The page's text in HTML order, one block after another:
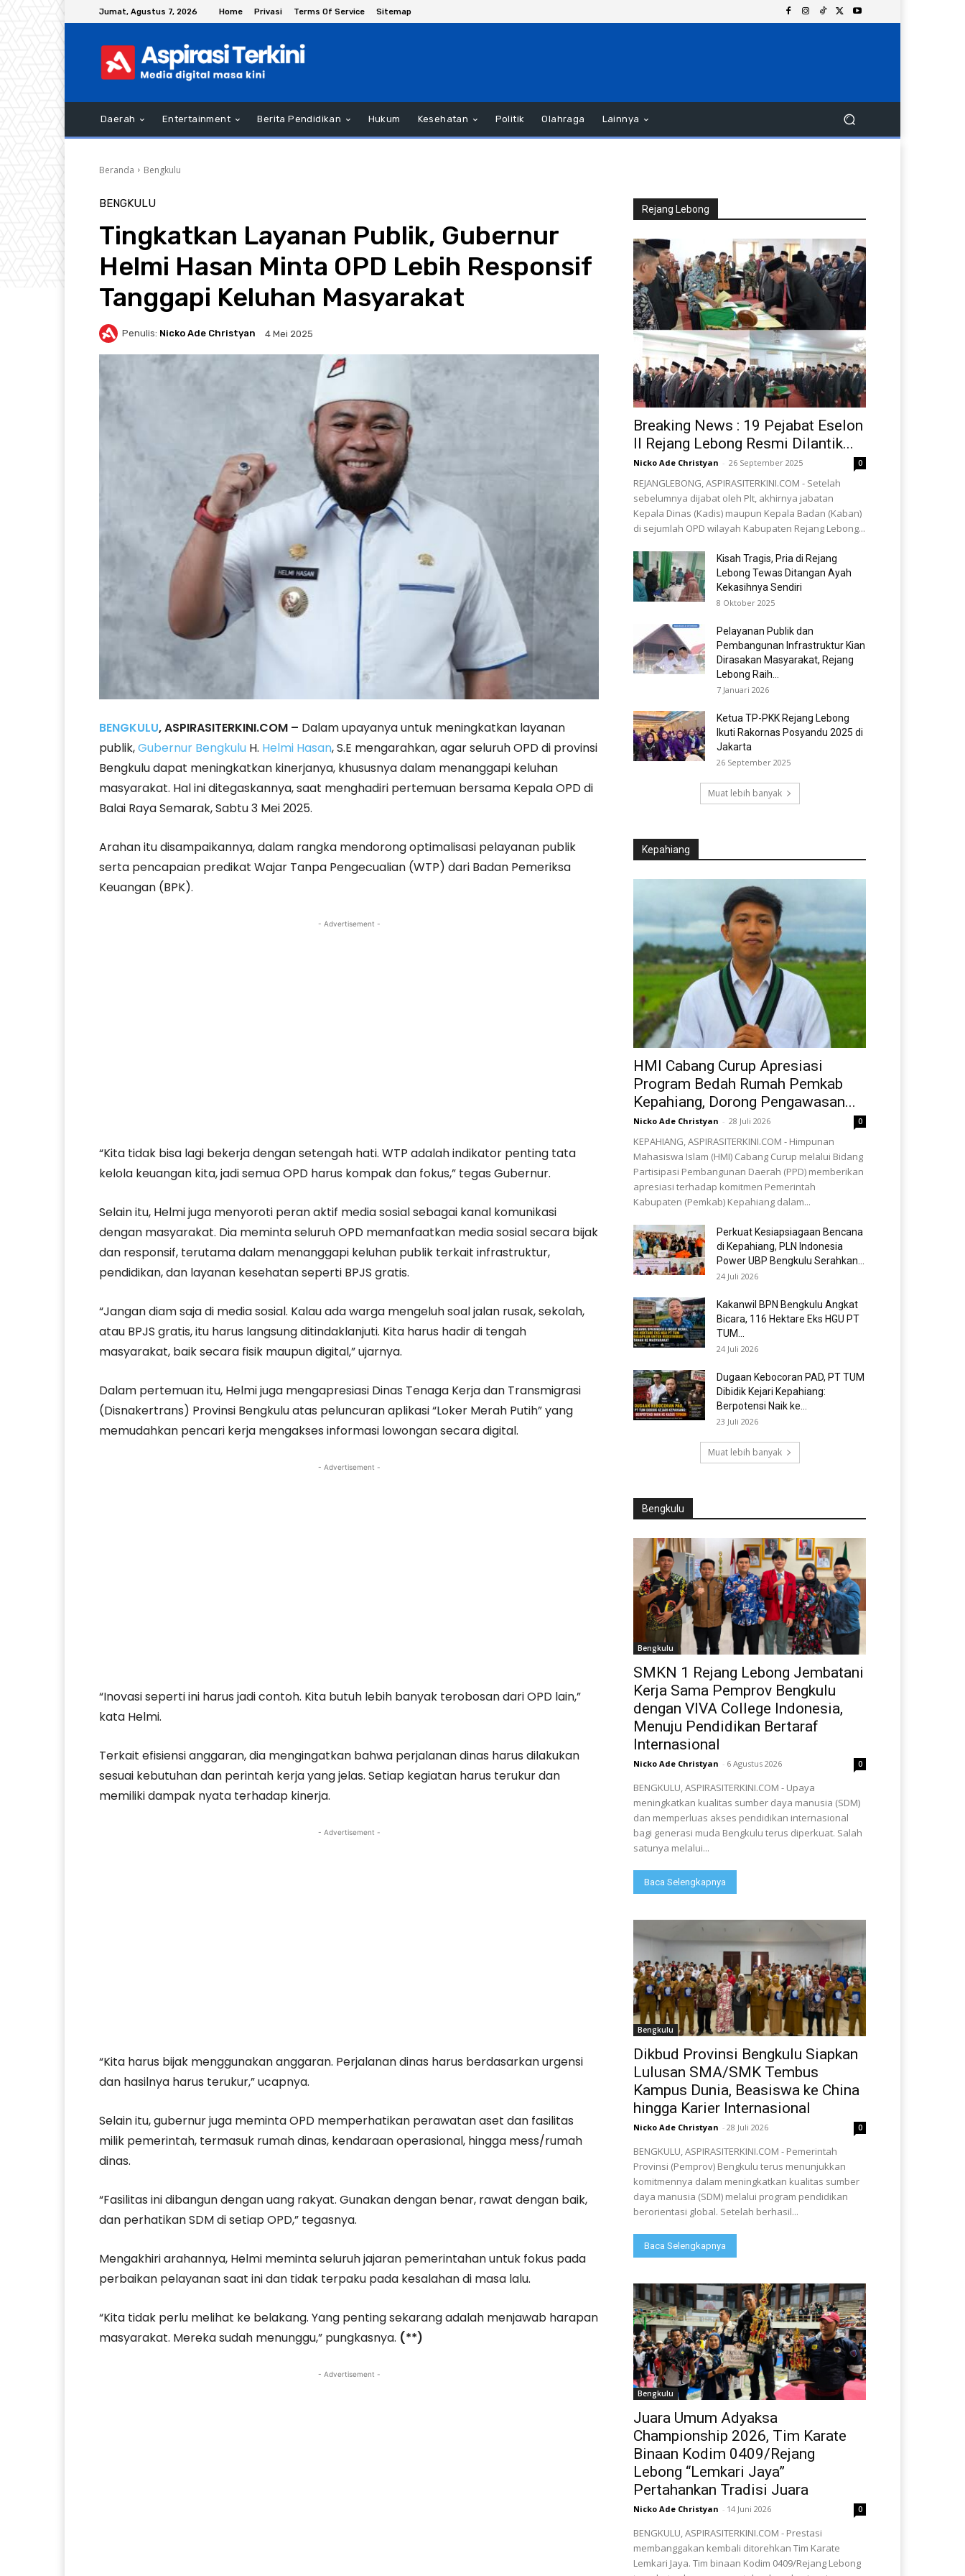
Jumat, Agustus 7, 2026 Home Privasi Terms Of Service Sitemap
Daerah Entertainment Berita Pendidikan Hukum Kesehatan Politik Olahraga Lainnya
Beranda Bengkulu
BENGKULU
Tingkatkan Layanan Publik, Gubernur
Helmi Hasan Minta OPD Lebih Responsif
Tanggapi Keluhan Masyarakat
Penulis: Nicko Ade Christyan 4 Mei 2025
BENGKULU, ASPIRASITERKINI.COM – Dalam upayanya untuk meningkatkan layanan
publik,Gubernur Bengkulu H. Helmi Hasan, S.E mengarahkan, agar seluruh OPD di provinsi
Bengkulu dapat meningkatkan kinerjanya, khususnya dalam menanggapi keluhan
masyarakat. Hal ini ditegaskannya, saat menghadiri pertemuan bersama Kepala OPD di
Balai Raya Semarak, Sabtu 3 Mei 2025.
Arahan itu disampaikannya, dalam rangka mendorong optimalisasi pelayanan publik
serta pencapaian predikat Wajar Tanpa Pengecualian (WTP) dari Badan Pemeriksa
Keuangan (BPK).
- Advertisement -
“Kita tidak bisa lagi bekerja dengan setengah hati. WTP adalah indikator penting tata
kelola keuangan kita, jadi semua OPD harus kompak dan fokus,” tegas Gubernur.
Selain itu, Helmi juga menyoroti peran aktif media sosial sebagai kanal komunikasi
dengan masyarakat. Dia meminta seluruh OPD memanfaatkan media sosial secara bijak
dan responsif, terutama dalam menanggapi keluhan publik terkait infrastruktur,
pendidikan, dan layanan kesehatan seperti BPJS gratis.
“Jangan diam saja di media sosial. Kalau ada warga mengeluh soal jalan rusak, sekolah,
atau BPJS gratis, itu harus langsung ditindaklanjuti. Kita harus hadir di tengah
masyarakat, baik secara fisik maupun digital,” ujarnya.
Dalam pertemuan itu, Helmi juga mengapresiasi Dinas Tenaga Kerja dan Transmigrasi
(Disnakertrans) Provinsi Bengkulu atas peluncuran aplikasi “Loker Merah Putih” yang
memudahkan pencari kerja mengakses informasi lowongan secara digital.
- Advertisement -
“Inovasi seperti ini harus jadi contoh. Kita butuh lebih banyak terobosan dari OPD lain,”
kata Helmi.
Terkait efisiensi anggaran, dia mengingatkan bahwa perjalanan dinas harus dilakukan
sesuai kebutuhan dan perintah kerja yang jelas. Setiap kegiatan harus terukur dan
memiliki dampak nyata terhadap kinerja.
- Advertisement -
“Kita harus bijak menggunakan anggaran. Perjalanan dinas harus berdasarkan urgensi
dan hasilnya harus terukur,” ucapnya.
Selain itu, gubernur juga meminta OPD memperhatikan perawatan aset dan fasilitas
milik pemerintah, termasuk rumah dinas, kendaraan operasional, hingga mess/rumah
dinas.
“Fasilitas ini dibangun dengan uang rakyat. Gunakan dengan benar, rawat dengan baik,
dan perhatikan SDM di setiap OPD,” tegasnya.
Mengakhiri arahannya, Helmi meminta seluruh jajaran pemerintahan untuk fokus pada
perbaikan pelayanan saat ini dan tidak terpaku pada kesalahan di masa lalu.
“Kita tidak perlu melihat ke belakang. Yang penting sekarang adalah menjawab harapan
masyarakat. Mereka sudah menunggu,” pungkasnya. (**)
- Advertisement -
Rejang Lebong
Breaking News : 19 Pejabat Eselon
II Rejang Lebong Resmi Dilantik...
Nicko Ade Christyan - 26 September 2025 0
REJANGLEBONG, ASPIRASITERKINI.COM - Setelah
sebelumnya dijabat oleh Plt, akhirnya jabatan
Kepala Dinas (Kadis) maupun Kepala Badan (Kaban)
di sejumlah OPD wilayah Kabupaten Rejang Lebong...
Kisah Tragis, Pria di Rejang
Lebong Tewas Ditangan Ayah
Kekasihnya Sendiri
8 Oktober 2025
Pelayanan Publik dan
Pembangunan Infrastruktur Kian
Dirasakan Masyarakat, Rejang
Lebong Raih...
7 Januari 2026
Ketua TP-PKK Rejang Lebong
Ikuti Rakornas Posyandu 2025 di
Jakarta
26 September 2025
Muat lebih banyak
Kepahiang
HMI Cabang Curup Apresiasi
Program Bedah Rumah Pemkab
Kepahiang, Dorong Pengawasan...
Nicko Ade Christyan - 28 Juli 2026 0
KEPAHIANG, ASPIRASITERKINI.COM - Himpunan
Mahasiswa Islam (HMI) Cabang Curup melalui Bidang
Partisipasi Pembangunan Daerah (PPD) memberikan
apresiasi terhadap komitmen Pemerintah
Kabupaten (Pemkab) Kepahiang dalam...
Perkuat Kesiapsiagaan Bencana
di Kepahiang, PLN Indonesia
Power UBP Bengkulu Serahkan...
24 Juli 2026
Kakanwil BPN Bengkulu Angkat
Bicara, 116 Hektare Eks HGU PT
TUM...
24 Juli 2026
Dugaan Kebocoran PAD, PT TUM
Dibidik Kejari Kepahiang:
Berpotensi Naik ke...
23 Juli 2026
Muat lebih banyak
Bengkulu
Bengkulu
SMKN 1 Rejang Lebong Jembatani
Kerja Sama Pemprov Bengkulu
dengan VIVA College Indonesia,
Menuju Pendidikan Bertaraf
Internasional
Nicko Ade Christyan - 6 Agustus 2026 0
BENGKULU, ASPIRASITERKINI.COM - Upaya
meningkatkan kualitas sumber daya manusia (SDM)
dan memperluas akses pendidikan internasional
bagi generasi muda Bengkulu terus diperkuat. Salah
satunya melalui...
Baca Selengkapnya
Bengkulu
Dikbud Provinsi Bengkulu Siapkan
Lulusan SMA/SMK Tembus
Kampus Dunia, Beasiswa ke China
hingga Karier Internasional
Nicko Ade Christyan - 28 Juli 2026 0
BENGKULU, ASPIRASITERKINI.COM - Pemerintah
Provinsi (Pemprov) Bengkulu terus menunjukkan
komitmennya dalam meningkatkan kualitas sumber
daya manusia (SDM) melalui program pendidikan
berorientasi global. Setelah berhasil...
Baca Selengkapnya
Bengkulu
Juara Umum Adyaksa
Championship 2026, Tim Karate
Binaan Kodim 0409/Rejang
Lebong “Lemkari Jaya”
Pertahankan Tradisi Juara
Nicko Ade Christyan - 14 Juni 2026 0
BENGKULU, ASPIRASITERKINI.COM - Prestasi
membanggakan kembali ditorehkan Tim Karate
Lemkari Jaya. Tim binaan Kodim 0409/Rejang Lebong